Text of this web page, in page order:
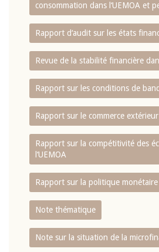
consommation dans l‘UEMOA et
Rapport d‘audit sur les états
Revue de la stabilité financière
Rapport sur les conditions de
Rapport sur le commerce extérieur
Rapport sur la compétitivité des
l‘UEMOA
Rapport sur la politique monétaire
Note thématique
Note sur la situation de la